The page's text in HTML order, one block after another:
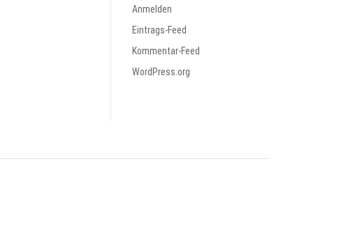
Anmelden
Eintrags-Feed
Kommentar-Feed
WordPress.org